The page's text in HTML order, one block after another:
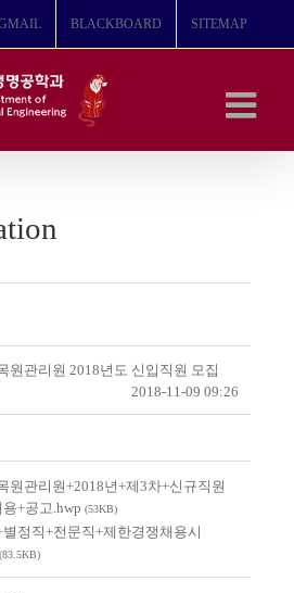
BLACKBOARD SITEMAP
원관리원 2018년도 신입직원 모집
2018-11-09 09:26
원관리원+2018년+제3차+신규직원
+공고.hwp (53KB)
별정직+전문직+제한경쟁채용시
(83.5KB)